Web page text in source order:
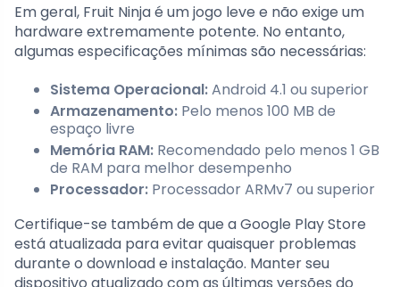
Em geral, Fruit Ninja é um jogo leve e não exige um
hardware extremamente potente. No entanto,
algumas especificações mínimas são necessárias:
Sistema Operacional:Android 4.1 ou superior
Armazenamento: Pelo menos 100 MB de
espaço livre
Memória RAM: Recomendado pelo menos 1 GB
de RAM para melhor desempenho
Processador: Processador ARMv7 ou superior
Certifique-se também de que a Google Play Store
está atualizada para evitar quaisquer problemas
durante o download e instalação. Manter seu